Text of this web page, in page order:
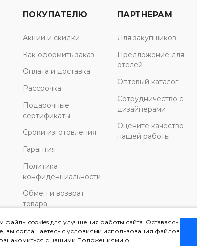
файлы cookies для улучшения работы сайта. Оставаясь
вы соглашаетесь с условиями использования файлов
ознакомиться с нашими Положениями о
ПОКУПАТЕЛЮ
Акции и скидки
Как оформить заказ
Оплата и доставка
Рассрочка
Подарочные
сертификаты
Сроки изготовления
Гарантия
Политика
конфиденциальности
Обмен и возврат
товара
ПАРТНЕРАМ
Для закупщиков
Предложение для
отелей
Оптовый каталог
Сотрудничество с
дизайнерами
Оцените качество
нашей работы